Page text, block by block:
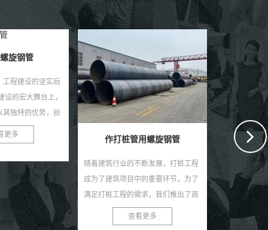
螺旋钢管
断发展，打桩工程
，我们推出了高
打桩管用螺旋钢
更多
螺旋钢管：基建与工业的钢铁动脉 螺
旋钢管又称螺旋缝焊管，是以热轧带
钢卷为原料，经常温螺旋辊压成型、
自动双丝双面埋弧焊制成的长条管
材，焊缝呈连续螺旋状，...
查看更多
埋地排
埋地排污水
选择，耐用更
与可持续发
水处理与排
耐用的管材至